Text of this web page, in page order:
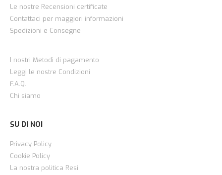
Le nostre Recensioni certificate
Contattaci per maggiori informazioni
Spedizioni e Consegne
I nostri Metodi di pagamento
Leggi le nostre Condizioni
F.A.Q.
Chi siamo
SU DI NOI
Privacy Policy
Cookie Policy
La nostra politica Resi